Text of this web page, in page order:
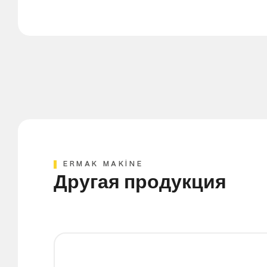
ERMAK MAKİNE
Другая продукция